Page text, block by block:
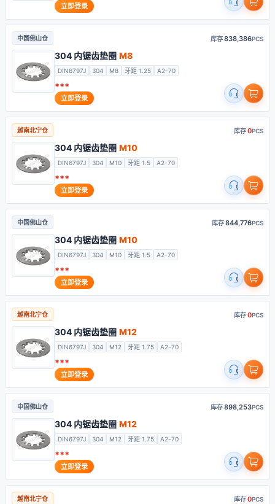
立即登录
中国佛山仓 库存838,386PCS
304 内锯齿垫圈 M8
DIN6797J 304 M8 牙距 1.25 A2-70
***
立即登录
越南北宁仓 库存0PCS
304 内锯齿垫圈 M10
DIN6797J 304 M10 牙距 1.5 A2-70
***
立即登录
中国佛山仓 库存844,776PCS
304 内锯齿垫圈 M10
DIN6797J 304 M10 牙距 1.5 A2-70
***
立即登录
越南北宁仓 库存0PCS
304 内锯齿垫圈 M12
DIN6797J 304 M12 牙距 1.75 A2-70
***
立即登录
中国佛山仓 库存898,253PCS
304 内锯齿垫圈 M12
DIN6797J 304 M12 牙距 1.75 A2-70
***
立即登录
越南北宁仓 库存0PCS